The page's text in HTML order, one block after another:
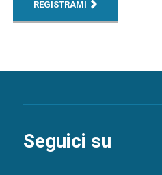
REGISTRAMI
Seguici su